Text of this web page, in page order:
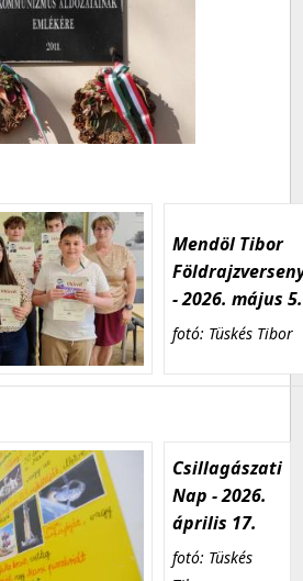
Mendöl Tibor
- 2026. május 5.
fotó: Tüskés Tibor
Csillagászati
Nap - 2026.
április 17.
fotó: Tüskés